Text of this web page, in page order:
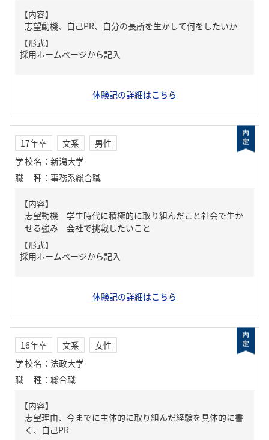
【内容】
志望動機、自己PR、自分の長所を生かして何をしたいか
【形式】
採用ホームページから記入
体験記の詳細はこちら
17年卒 文系
男性
学校名 ： 新潟大学
職種 ： 事務系総合職
【内容】
志望動機 学生時代に積極的に取り組んだこと社会で生か
せる強み 会社で挑戦したいこと
【形式】
採用ホームページから記入
体験記の詳細はこちら
16年卒 文系
女性
学校名 ： 法政大学
職種 ： 総合職
【内容】
志望理由、今までに主体的に取り組んだ経験を具体的に書
く、自己PR